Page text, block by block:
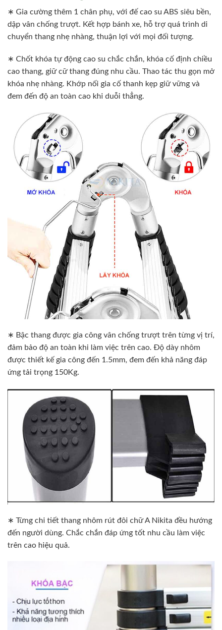
∗ Gia cường thêm 1 chân phụ, với đế cao su ABS siêu bền,
dập vân chống trượt. Kết hợp bánh xe, hỗ trợ quá trình di
chuyển thang nhẹ nhàng, thuận lợi với mọi đối tượng.
∗ Chốt khóa tự động cao su chắc chắn, khóa cố định chiều
cao thang, giữ cữ thang đúng nhu cầu. Thao tác thu gọn mở
khóa nhẹ nhàng. Khớp nối gia cố thanh kẹp giữ vững và
đem đến độ an toàn cao khi duỗi thẳng.
∗ Bậc thang được gia công vân chống trượt trên từng vị trí,
đảm bảo độ an toàn khi làm việc trên cao. Độ dày nhôm
được thiết kế gia công đến 1.5mm, đem đến khả năng đáp
ứng tải trọng 150Kg.
∗ Từng chi tiết thang nhôm rút đôi chữ A Nikita đều hướng
đến người dùng. Chắc chắn đáp ứng tốt nhu cầu làm việc
trên cao hiệu quả.